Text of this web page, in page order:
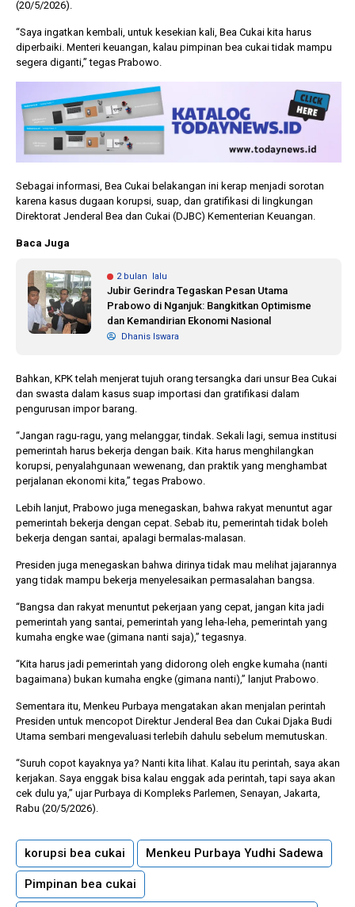
(20/5/2026).
“Saya ingatkan kembali, untuk kesekian kali, Bea Cukai kita harus
diperbaiki. Menteri keuangan, kalau pimpinan bea cukai tidak mampu
segera diganti,” tegas Prabowo.
Sebagai informasi, Bea Cukai belakangan ini kerap menjadi sorotan
karena kasus dugaan korupsi, suap, dan gratifikasi di lingkungan
Direktorat Jenderal Bea dan Cukai (DJBC) Kementerian Keuangan.
Baca Juga
2 bulan lalu
Jubir Gerindra Tegaskan Pesan Utama
Prabowo di Nganjuk: Bangkitkan Optimisme
dan Kemandirian Ekonomi Nasional
Dhanis Iswara
Bahkan, KPK telah menjerat tujuh orang tersangka dari unsur Bea Cukai
dan swasta dalam kasus suap importasi dan gratifikasi dalam
pengurusan impor barang.
“Jangan ragu-ragu, yang melanggar, tindak. Sekali lagi, semua institusi
pemerintah harus bekerja dengan baik. Kita harus menghilangkan
korupsi, penyalahgunaan wewenang, dan praktik yang menghambat
perjalanan ekonomi kita,” tegas Prabowo.
Lebih lanjut, Prabowo juga menegaskan, bahwa rakyat menuntut agar
pemerintah bekerja dengan cepat. Sebab itu, pemerintah tidak boleh
bekerja dengan santai, apalagi bermalas-malasan.
Presiden juga menegaskan bahwa dirinya tidak mau melihat jajarannya
yang tidak mampu bekerja menyelesaikan permasalahan bangsa.
“Bangsa dan rakyat menuntut pekerjaan yang cepat, jangan kita jadi
pemerintah yang santai, pemerintah yang leha-leha, pemerintah yang
kumaha engke wae (gimana nanti saja),” tegasnya.
“Kita harus jadi pemerintah yang didorong oleh engke kumaha (nanti
bagaimana) bukan kumaha engke (gimana nanti),” lanjut Prabowo.
Sementara itu, Menkeu Purbaya mengatakan akan menjalan perintah
Presiden untuk mencopot Direktur Jenderal Bea dan Cukai Djaka Budi
Utama sembari mengevaluasi terlebih dahulu sebelum memutuskan.
“Suruh copot kayaknya ya? Nanti kita lihat. Kalau itu perintah, saya akan
kerjakan. Saya enggak bisa kalau enggak ada perintah, tapi saya akan
cek dulu ya,” ujar Purbaya di Kompleks Parlemen, Senayan, Jakarta,
Rabu (20/5/2026).
korupsi bea cukai Menkeu Purbaya Yudhi Sadewa
Pimpinan bea cukai